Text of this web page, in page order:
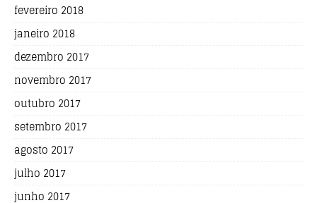
fevereiro 2018
janeiro 2018
dezembro 2017
novembro 2017
outubro 2017
setembro 2017
agosto 2017
julho 2017
junho 2017